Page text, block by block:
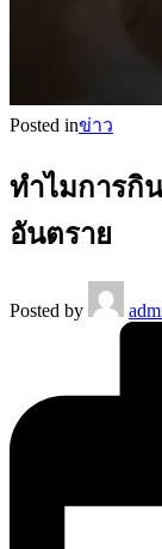
Posted inข่าว
ทำไมการกิ
อันตราย
Posted by